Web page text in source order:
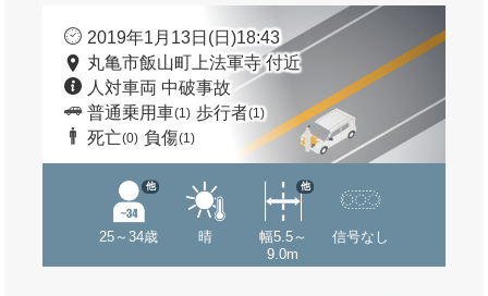
2019年1月13日(日)18:43
丸亀市飯山町上法軍寺 付近
人対車両 中破事故
普通乗用車(1) 歩行者(1)
死亡(0) 負傷(1)
25～34歳
他
晴
幅5.5～
9.0m
他
信号なし